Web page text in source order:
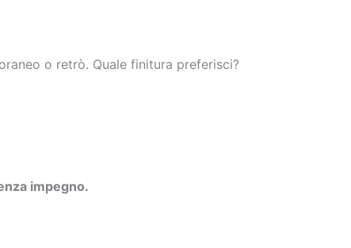
o retrò. Quale finitura preferisci?
impegno.